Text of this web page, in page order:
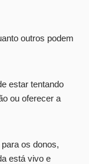
outros podem
estar tentando
ou oferecer a
os donos,
está vivo e